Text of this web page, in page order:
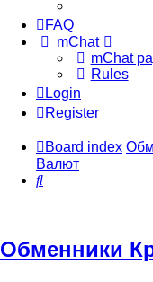
FAQ
mChat
mChat
Rules
Login
Register
Board index
Валют
Search
Обменники